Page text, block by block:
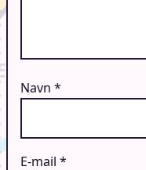
Navn *
E-mail *